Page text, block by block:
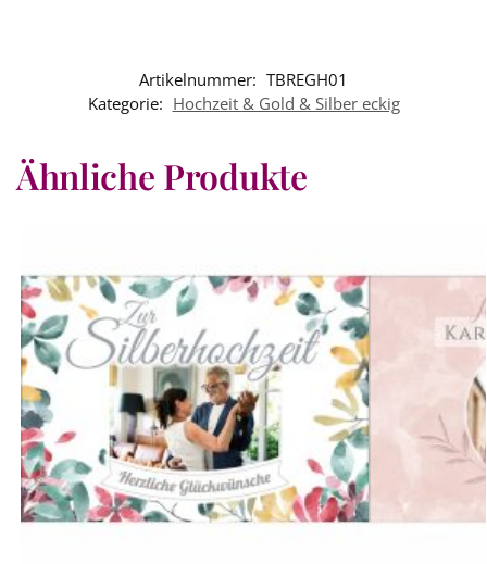
Artikelnummer: TBREGH01
Kategorie: Hochzeit & Gold & Silber eckig
Ähnliche Produkte